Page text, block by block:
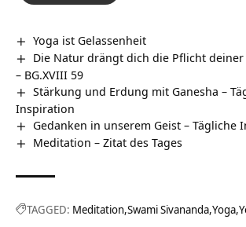
Yoga ist Gelassenheit
Die Natur drängt dich die Pflicht
– BG.XVIII 59
Stärkung und Erdung mit Ganesha –
Inspiration
Gedanken in unserem Geist – Tägliche
Meditation – Zitat des Tages
TAGGED: Meditation Swami Sivananda Yoga